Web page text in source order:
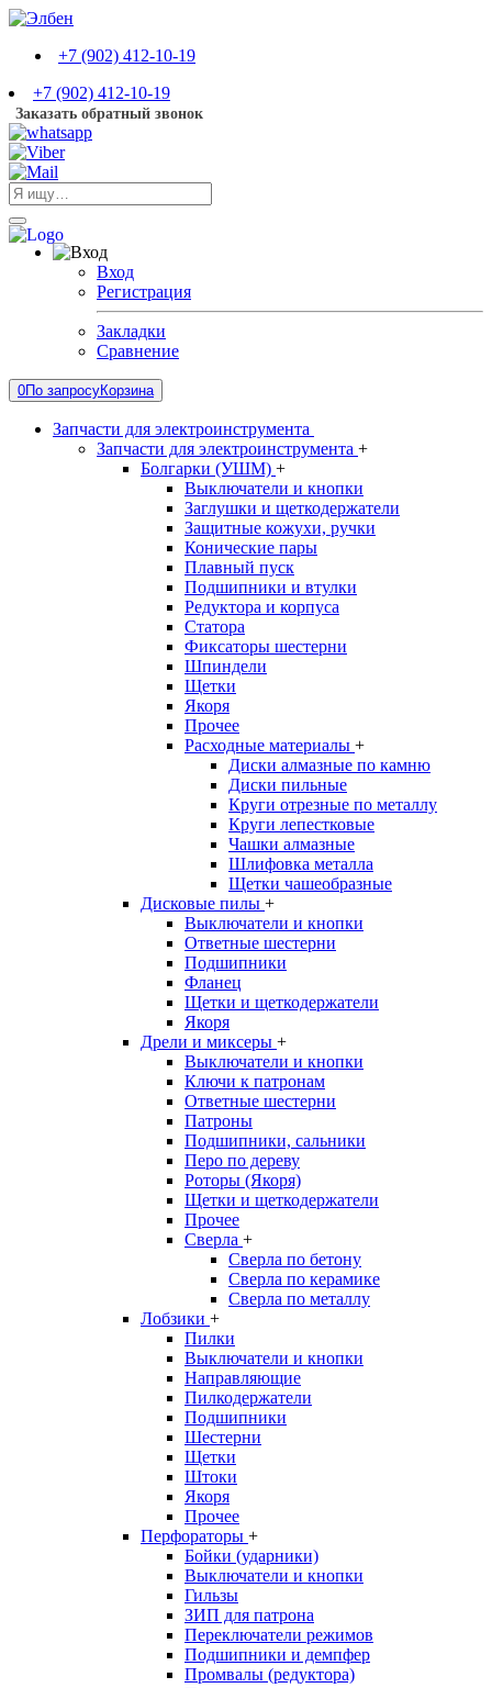
+7 (902) 412-10-19
+7 (902) 412-10-19
Заказать обратный звонок
Вход
Регистрация
Закладки
Сравнение
0По запросуКорзина
Запчасти для электроинструмента
Запчасти для электроинструмента +
Болгарки (УШМ) +
Выключатели и кнопки
Заглушки и щеткодержатели
Защитные кожухи, ручки
Конические пары
Плавный пуск
Подшипники и втулки
Редуктора и корпуса
Статора
Фиксаторы шестерни
Шпиндели
Щетки
Якоря
Прочее
Расходные материалы +
Диски алмазные по камню
Диски пильные
Круги отрезные по металлу
Круги лепестковые
Чашки алмазные
Шлифовка металла
Щетки чашеобразные
Дисковые пилы +
Выключатели и кнопки
Ответные шестерни
Подшипники
Фланец
Щетки и щеткодержатели
Якоря
Дрели и миксеры +
Выключатели и кнопки
Ключи к патронам
Ответные шестерни
Патроны
Подшипники, сальники
Перо по дереву
Роторы (Якоря)
Щетки и щеткодержатели
Прочее
Сверла +
Сверла по бетону
Сверла по керамике
Сверла по металлу
Лобзики +
Пилки
Выключатели и кнопки
Направляющие
Пилкодержатели
Подшипники
Шестерни
Щетки
Штоки
Якоря
Прочее
Перфораторы +
Бойки (ударники)
Выключатели и кнопки
Гильзы
ЗИП для патрона
Переключатели режимов
Подшипники и демпфер
Промвалы (редуктора)